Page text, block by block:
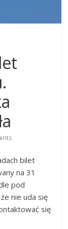
bilet
na 31
pod
nie uda się
się